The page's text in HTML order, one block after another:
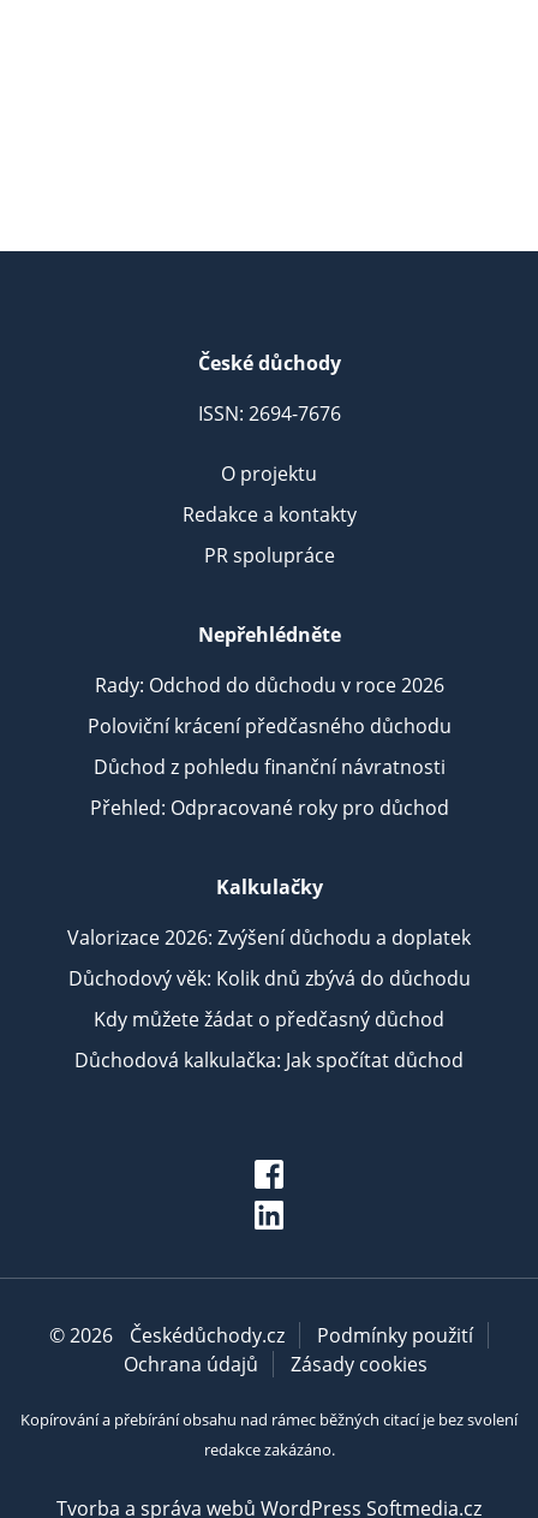
České důchody
ISSN: 2694-7676
O projektu
Redakce a kontakty
PR spolupráce
Nepřehlédněte
Rady: Odchod do důchodu v roce 2026
Poloviční krácení předčasného důchodu
Důchod z pohledu finanční návratnosti
Přehled: Odpracované roky pro důchod
Kalkulačky
Valorizace 2026: Zvýšení důchodu a doplatek
Důchodový věk: Kolik dnů zbývá do důchodu
Kdy můžete žádat o předčasný důchod
Důchodová kalkulačka: Jak spočítat důchod
© 2026 Českédůchody.cz
Podmínky použití
Ochrana údajů
Zásady cookies
Kopírování a přebírání obsahu nad rámec běžných citací je bez svolení
redakce zakázáno.
Tvorba a správa webů WordPress Softmedia.cz